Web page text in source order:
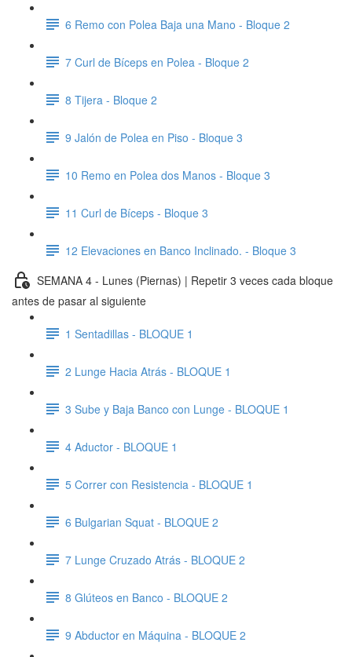
6 Remo con Polea Baja una Mano - Bloque 2
7 Curl de Bíceps en Polea - Bloque 2
8 Tijera - Bloque 2
9 Jalón de Polea en Piso - Bloque 3
10 Remo en Polea dos Manos - Bloque 3
11 Curl de Bíceps - Bloque 3
12 Elevaciones en Banco Inclinado. - Bloque 3
SEMANA 4 - Lunes (Piernas) | Repetir 3 veces cada bloque
antes de pasar al siguiente
1 Sentadillas - BLOQUE 1
2 Lunge Hacia Atrás - BLOQUE 1
3 Sube y Baja Banco con Lunge - BLOQUE 1
4 Aductor - BLOQUE 1
5 Correr con Resistencia - BLOQUE 1
6 Bulgarian Squat - BLOQUE 2
7 Lunge Cruzado Atrás - BLOQUE 2
8 Glúteos en Banco - BLOQUE 2
9 Abductor en Máquina - BLOQUE 2